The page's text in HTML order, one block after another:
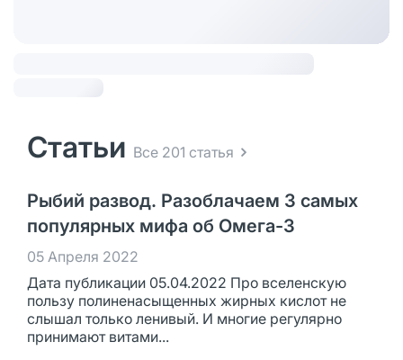
Статьи Все 201 статья
Рыбий развод. Разоблачаем 3 самых
популярных мифа об Омега-3
05 Апреля 2022
Дата публикации 05.04.2022 Про вселенскую
пользу полиненасыщенных жирных кислот не
слышал только ленивый. И многие регулярно
принимают витами...